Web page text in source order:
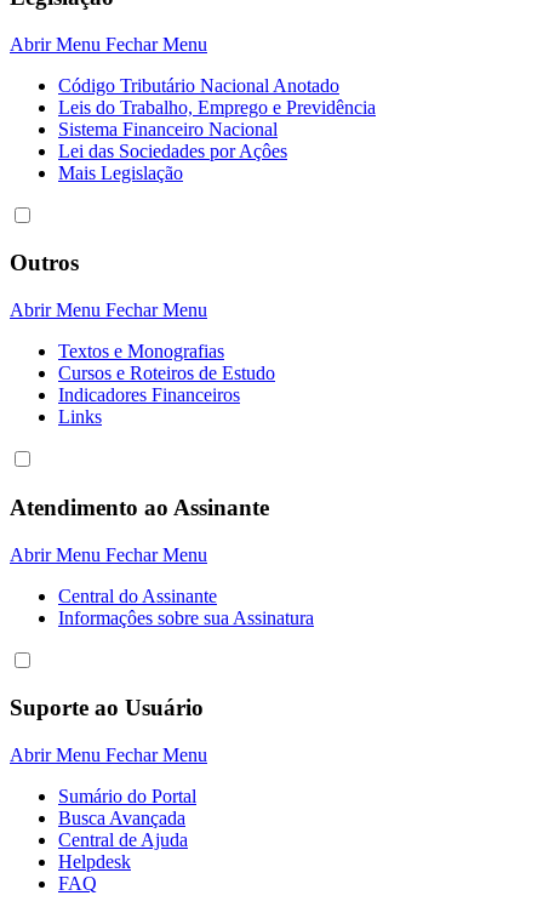
Abrir Menu Fechar Menu
Código Tributário Nacional Anotado
Leis do Trabalho, Emprego e Previdência
Sistema Financeiro Nacional
Lei das Sociedades por Açôes
Mais Legislação
Outros
Abrir Menu Fechar Menu
Textos e Monografias
Cursos e Roteiros de Estudo
Indicadores Financeiros
Links
Atendimento ao Assinante
Abrir Menu Fechar Menu
Central do Assinante
Informaçôes sobre sua Assinatura
Suporte ao Usuário
Abrir Menu Fechar Menu
Sumário do Portal
Busca Avançada
Central de Ajuda
Helpdesk
FAQ